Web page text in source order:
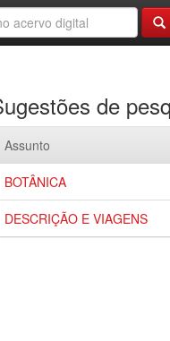
de
Assunto
BOTÂNICA
DESCRIÇÃO E VIAGENS